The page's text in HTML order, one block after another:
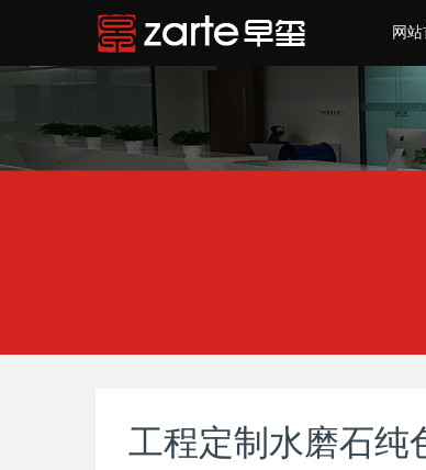
网
工程定制水磨石纯